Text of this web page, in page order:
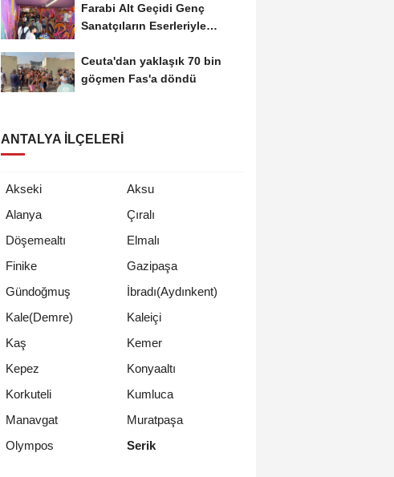
Farabi Alt Geçidi Genç
Sanatçıların Eserleriyle
Ceuta'dan yaklaşık 70 bin
göçmen Fas'a döndü
ANTALYA İLÇELERI
Akseki
Aksu
Alanya
Çıralı
Döşemealtı
Elmalı
Finike
Gazipaşa
Gündoğmuş
İbradı(Aydınkent)
Kale(Demre)
Kaleiçi
Kaş
Kemer
Kepez
Konyaaltı
Korkuteli
Kumluca
Manavgat
Muratpaşa
Olympos
Serik